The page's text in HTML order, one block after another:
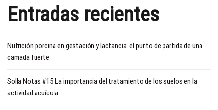
Entradas recientes
Nutrición porcina en gestación y lactancia: el punto de partida de una
camada fuerte
Solla Notas #15 La importancia del tratamiento de los suelos en la
actividad acuícola